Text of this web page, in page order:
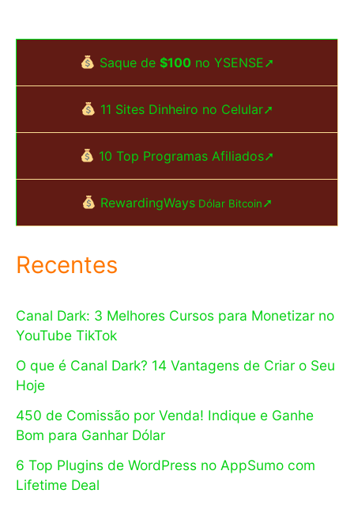
Saque de $100no YSENSE➚
11 Sites Dinheiro no Celular➚
10 Top Programas Afiliados➚
RewardingWays Dólar Bitcoin➚
Recentes
Canal Dark: 3 Melhores Cursos para Monetizar no
YouTube TikTok
O que é Canal Dark? 14 Vantagens de Criar o Seu
Hoje
450 de Comissão por Venda! Indique e Ganhe
Bom para Ganhar Dólar
6 Top Plugins de WordPress no AppSumo com
Lifetime Deal